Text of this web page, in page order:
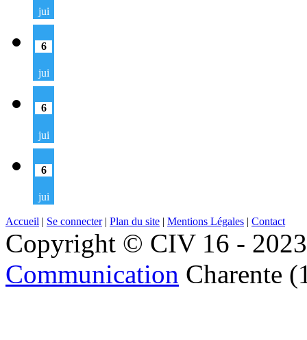
jui
6
jui
6
jui
6
jui
Accueil | Se connecter| Plan du site | Mentions Légales | Contact
Copyright © CIV 16 -
Communication Charente